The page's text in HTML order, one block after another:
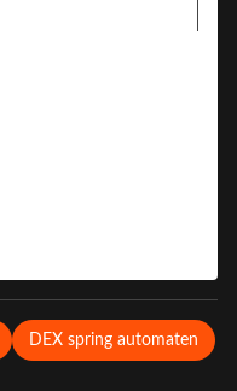
DEX spring automaten